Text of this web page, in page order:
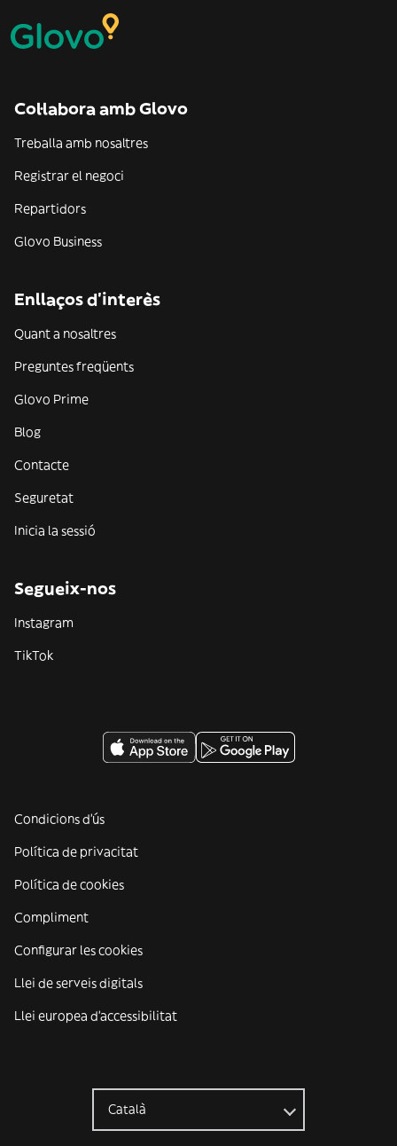
Col·labora amb Glovo
Treballa amb nosaltres
Registrar el negoci
Repartidors
Glovo Business
Enllaços d'interès
Quant a nosaltres
Preguntes freqüents
Glovo Prime
Blog
Contacte
Seguretat
Inicia la sessió
Segueix-nos
Instagram
TikTok
Condicions d'ús
Política de privacitat
Política de cookies
Compliment
Configurar les cookies
Llei de serveis digitals
Llei europea d'accessibilitat